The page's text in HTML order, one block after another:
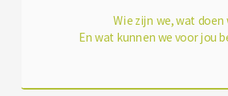
Wie zijn we, wat doen
En wat kunnen we voor jou